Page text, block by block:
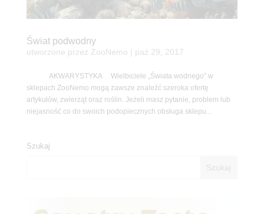
Świat podwodny
utworzone przez ZooNemo paź 29, 2017
AKWARYSTYKA Wielbiciele „Świata wodnego” w
sklepach ZooNemo mogą zawsze znaleźć szeroka ofertę
artykułów, zwierząt oraz roślin. Jeżeli masz pytanie, problem lub
niejasność co do swoich podopiecznych obsługa sklepu...
Szukaj